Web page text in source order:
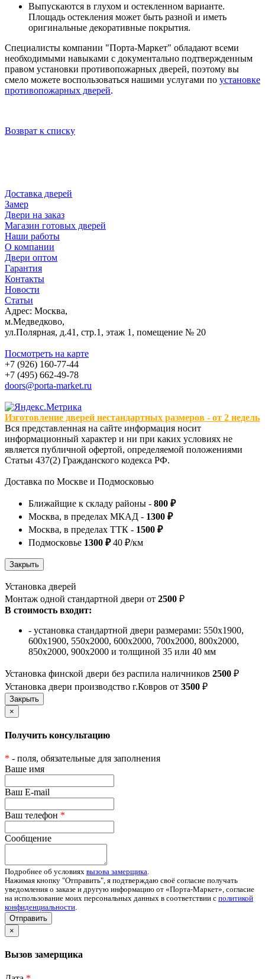
Выпускаются в глухом и остекленном варианте.
Площадь остекления может быть разной и иметь
оригинальные декоративные покрытия.
Специалисты компании "Порта-Маркет" обладают всеми
необходимыми навыками с документально подтвержденным
правом установки противопожарных дверей, поэтому вы
смело можете воспользоваться нашими услугами по установке
противопожарных дверей.
Возврат к списку
Доставка дверей
Замер
Двери на заказ
Магазин готовых дверей
Наши работы
О компании
Двери оптом
Гарантия
Контакты
Новости
Статьи
Адрес: Москва,
м.Медведково,
ул.Полярная, д.41, стр.1, этаж 1, помещение № 20
Посмотреть на карте
+7 (926) 160-77-44
+7 (495) 662-49-78
doors@porta-market.ru
Изготовление дверей нестандартных размеров - от 2 недель
Вся представленная на сайте информация носит
информационный характер и ни при каких условиях не
является публичной офертой, определяемой положениями
Статьи 437(2) Гражданского кодекса РФ.
Доставка по Москве и Подмосковью
Ближайщие к складу районы - 800 ₽
Москва, в пределах МКАД - 1300 ₽
Москва, в пределах ТТК - 1500 ₽
Подмосковье 1300 ₽40 ₽/км
Установка дверей
Монтаж одной стандартной двери от 2500 ₽
В стоимость входит:
- установка стандартной двери размерами: 550х1900,
600х1900, 550х2000, 600х2000, 700х2000, 800х2000,
850х2000, 900х2000 и толщиной 35 или 40 мм
Установка финской двери без распила наличников 2500 ₽
Установка двери производство г.Ковров от 3500 ₽
×
Получить консультацию
* - поля, обязательные для заполнения
Ваше имя
Ваш E-mail
Ваш телефон *
Сообщение
Подробнее об условиях вызова замерщика.
Нажимая кнопку "Отправить", я подтверждаю своё согласие получать
уведомления о заказе и другую информацию от «Порта-Маркет», согласие
на использование моих персональных данных в соответствии с политикой
конфиденциальности.
Отправить
×
Вызов замерщика